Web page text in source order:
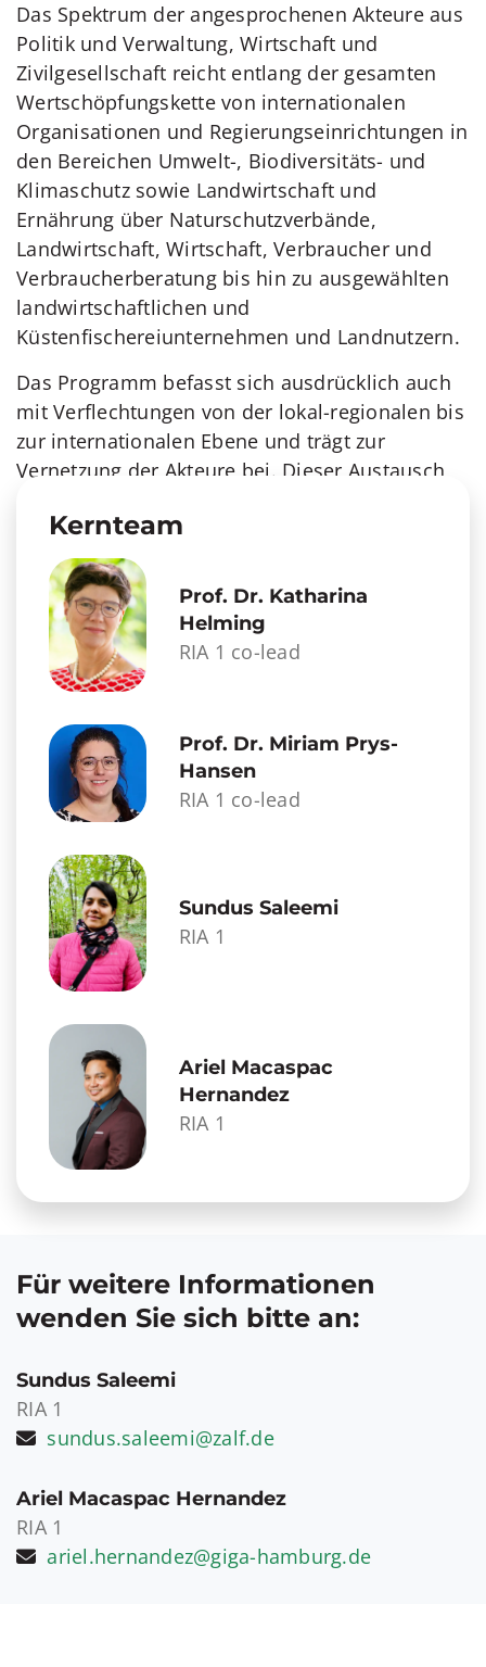
Das Spektrum der angesprochenen Akteure aus
Politik und Verwaltung, Wirtschaft und
Zivilgesellschaft reicht entlang der gesamten
Wertschöpfungskette von internationalen
Organisationen und Regierungseinrichtungen in
den Bereichen Umwelt-, Biodiversitäts- und
Klimaschutz sowie Landwirtschaft und
Ernährung über Naturschutzverbände,
Landwirtschaft, Wirtschaft, Verbraucher und
Verbraucherberatung bis hin zu ausgewählten
landwirtschaftlichen und
Küstenfischereiunternehmen und Landnutzern.
Das Programm befasst sich ausdrücklich auch
mit Verflechtungen von der lokal-regionalen bis
zur internationalen Ebene und trägt zur
Vernetzung der Akteure bei. Dieser Austausch
Legitimierung, Anerkennung und Anpassung
von Wissen über verschiedene Ebenen hinweg.
Kernteam
Prof. Dr. Katharina
Helming
RIA 1 co-lead
Prof. Dr. Miriam Prys-
Hansen
RIA 1 co-lead
Sundus Saleemi
RIA 1
Ariel Macaspac
Hernandez
RIA 1
Für weitere Informationen
wenden Sie sich bitte an:
Sundus Saleemi
RIA 1
sundus.saleemi@zalf.de
Ariel Macaspac Hernandez
RIA 1
ariel.hernandez@giga-hamburg.de